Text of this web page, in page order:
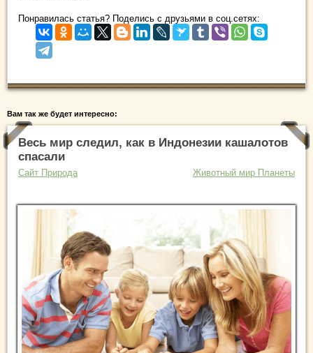
Понравилась статья? Поделись с друзьями в соц.сетях:
Вам так же будет интересно:
Весь мир следил, как в Индонезии кашалотов
спасали
Сайт Природа Животный мир Планеты